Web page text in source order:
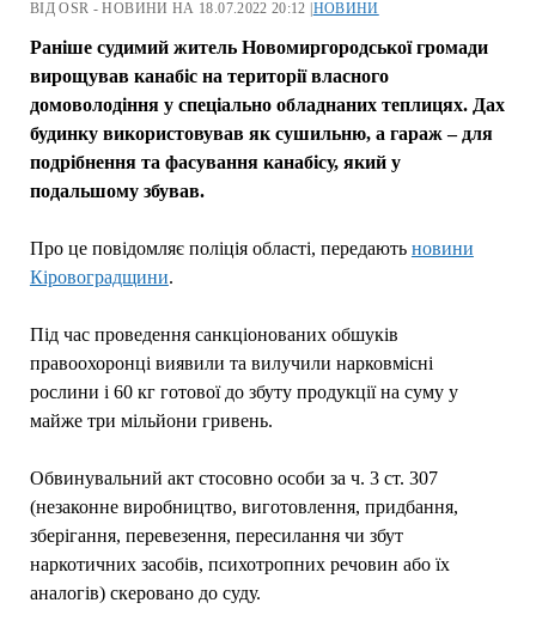
ВІД OSR - НОВИНИ НА 18.07.2022 20:12 | НОВИНИ
Раніше судимий житель Новомиргородської громади
вирощував канабіс на території власного
домоволодіння у спеціально обладнаних теплицях. Дах
будинку використовував як сушильню, а гараж – для
подрібнення та фасування канабісу, який у
подальшому збував.
Про це повідомляє поліція області, передають новини
Кіровоградщини.
Під час проведення санкціонованих обшуків
правоохоронці виявили та вилучили нарковмісні
рослини і 60 кг готової до збуту продукції на суму у
майже три мільйони гривень.
Обвинувальний акт стосовно особи за ч. 3 ст. 307
(незаконне виробництво, виготовлення, придбання,
зберігання, перевезення, пересилання чи збут
наркотичних засобів, психотропних речовин або їх
аналогів) скеровано до суду.